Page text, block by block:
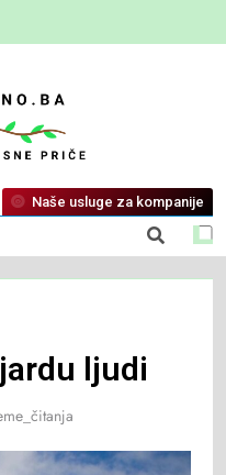
Priče
Naše usluge za kompanije
ljudi